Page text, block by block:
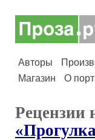
Авторы
Магазин
О
Рецензии